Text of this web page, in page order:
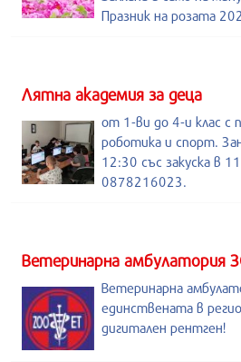
Празник на розата
Лятна академия за деца
от 1-ви до 4-и клас с
роботика и спорт.
12:30 със закуска в
0878216023.
Ветеринарна амбулатория
Ветеринарна
единствената в
дигитален рентген!